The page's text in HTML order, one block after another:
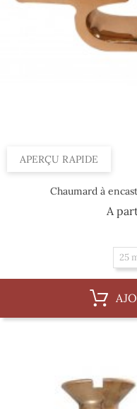
APERÇU RAPIDE
Chaumard à
A
25